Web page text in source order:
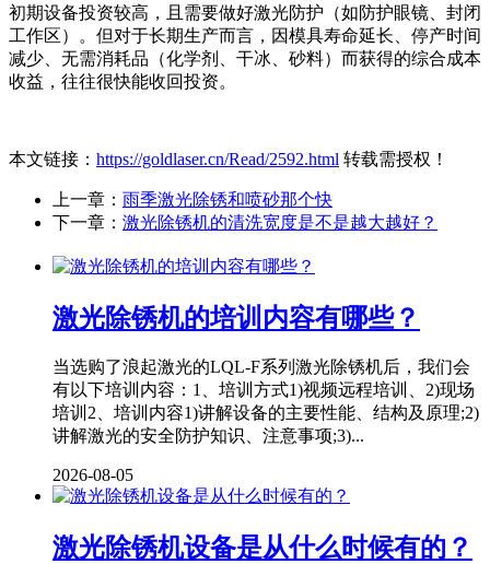
初期设备投资较高，且需要做好激光防护（如防护眼镜、封闭
工作区）。但对于长期生产而言，因模具寿命延长、停产时间
减少、无需消耗品（化学剂、干冰、砂料）而获得的综合成本
收益，往往很快能收回投资。
本文链接： https://goldlaser.cn/Read/2592.html 转载需授权！
上一章： 雨季激光除锈和喷砂那个快
下一章： 激光除锈机的清洗宽度是不是越大越好？
激光除锈机的培训内容有哪些？
当选购了浪起激光的LQL-F系列激光除锈机后，我们会
有以下培训内容：1、培训方式1)视频远程培训、2)现场
培训2、培训内容1)讲解设备的主要性能、结构及原理;2)
讲解激光的安全防护知识、注意事项;3)...
2026-08-05
激光除锈机设备是从什么时候有的？